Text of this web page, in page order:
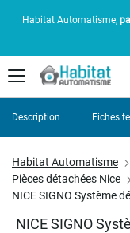
Habitat Automatisme,
Habitat Automatisme
Pièces détachées Nice
NICE SIGNO Système
NICE SIGNO
Description Fiches